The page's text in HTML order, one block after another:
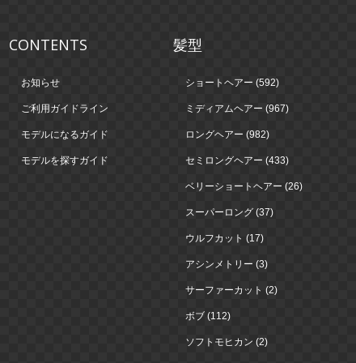
CONTENTS
お知らせ
ご利用ガイドライン
モデルになるガイド
モデルを探すガイド
髪型
ショートヘアー (592)
ミディアムヘアー (967)
ロングヘアー (982)
セミロングヘアー (433)
ベリーショートヘアー (26)
スーパーロング (37)
ウルフカット (17)
アシンメトリー (3)
サーファーカット (2)
ボブ (112)
ソフトモヒカン (2)